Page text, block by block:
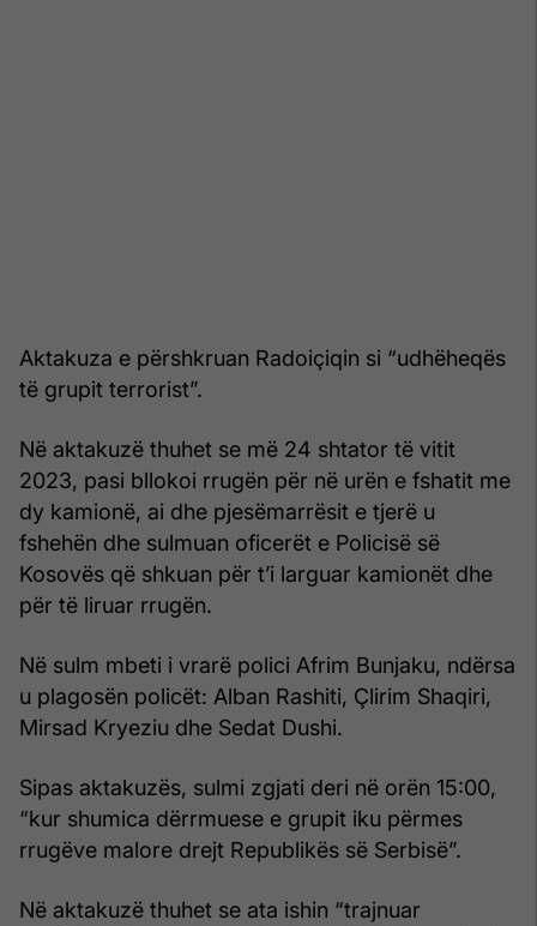
Aktakuza e përshkruan Radoiçiqin si “udhëheqës
të grupit terrorist”.
Në aktakuzë thuhet se më 24 shtator të vitit
2023, pasi bllokoi rrugën për në urën e fshatit me
dy kamionë, ai dhe pjesëmarrësit e tjerë u
fshehën dhe sulmuan oficerët e Policisë së
Kosovës që shkuan për t’i larguar kamionët dhe
për të liruar rrugën.
Në sulm mbeti i vrarë polici Afrim Bunjaku, ndërsa
u plagosën policët: Alban Rashiti, Çlirim Shaqiri,
Mirsad Kryeziu dhe Sedat Dushi.
Sipas aktakuzës, sulmi zgjati deri në orën 15:00,
“kur shumica dërrmuese e grupit iku përmes
rrugëve malore drejt Republikës së Serbisë”.
Në aktakuzë thuhet se ata ishin “trajnuar